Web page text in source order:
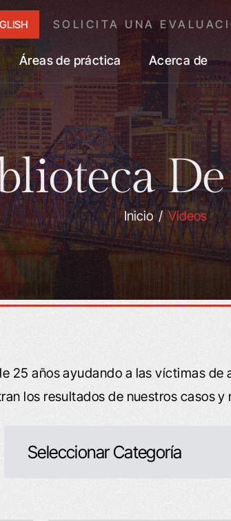
SOLICITA UNA
Áreas de práctica Acerca de
Inicio/Vídeos
25 años ayudando a las víctimas
los resultados de nuestros casos y